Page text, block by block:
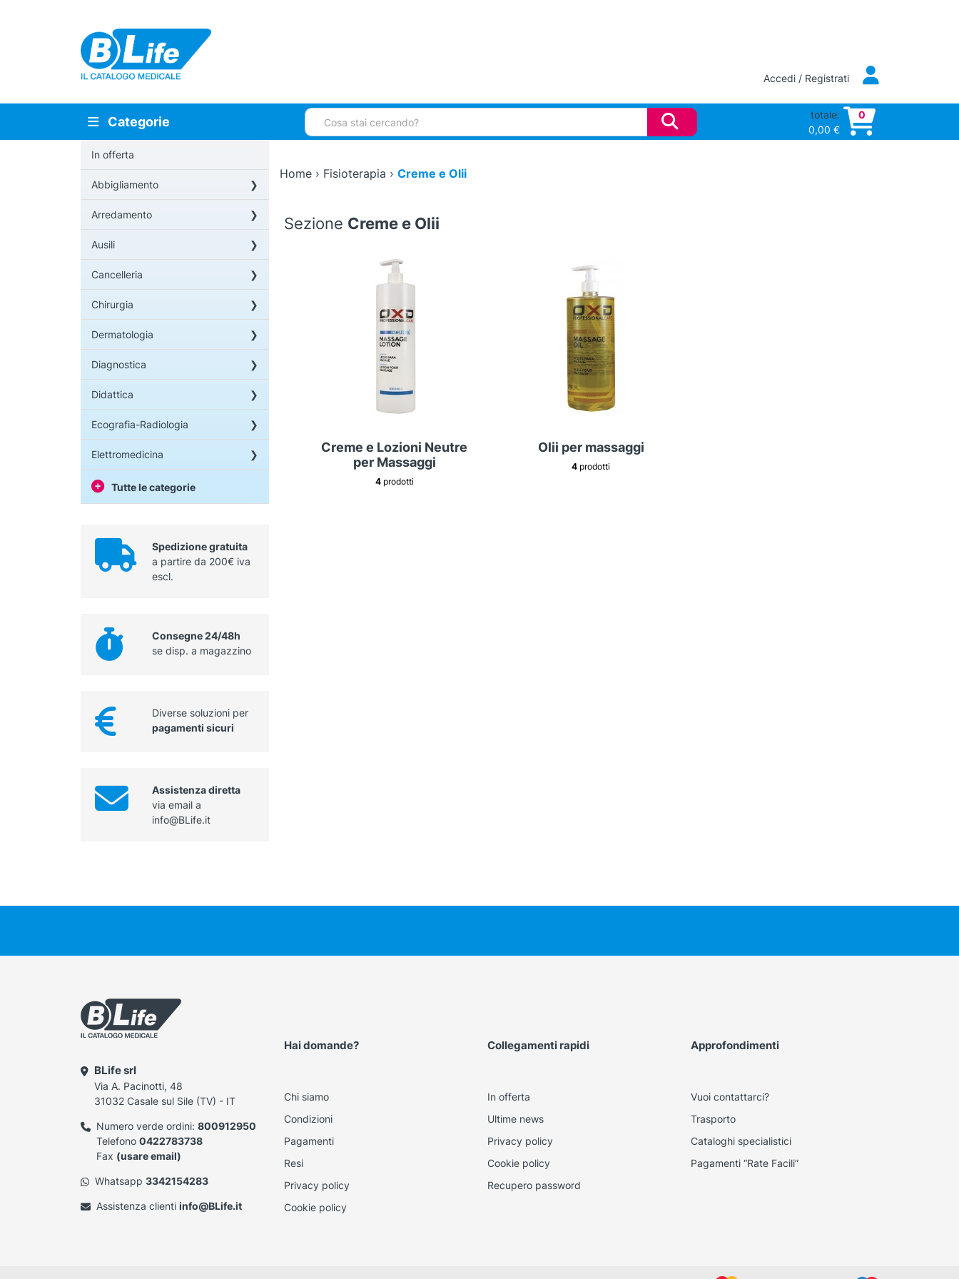
Vai al contenuto principale
Accedi / Registrati
Categorie
totale:
0,00 €
0
Cerca:
In offerta
Abbigliamento
Arredamento
Ausili
Cancelleria
Chirurgia
Dermatologia
Diagnostica
Didattica
Ecografia-Radiologia
Elettromedicina
Tutte le categorie
Home › Fisioterapia ›Creme e Olii
Sezione Creme e Olii
Creme e Lozioni Neutre
per Massaggi
4 prodotti
Olii per massaggi
4 prodotti
Spedizione gratuita
a partire da 200€ iva
escl.
Consegne 24/48h
se disp. a magazzino
Diverse soluzioni per
pagamenti sicuri
Assistenza diretta
via email a
info@BLife.it
BLife srl
Via A. Pacinotti, 48
31032 Casale sul Sile (TV) - IT
Numero verde ordini: 800912950
Telefono 0422783738
Fax (usare email)
Whatsapp 3342154283
Assistenza clienti info@BLife.it
Hai domande?
Chi siamo
Condizioni
Pagamenti
Resi
Privacy policy
Cookie policy
Collegamenti rapidi
In offerta
Ultime news
Privacy policy
Cookie policy
Recupero password
Approfondimenti
Vuoi contattarci?
Trasporto
Cataloghi specialistici
Pagamenti “Rate Facili”